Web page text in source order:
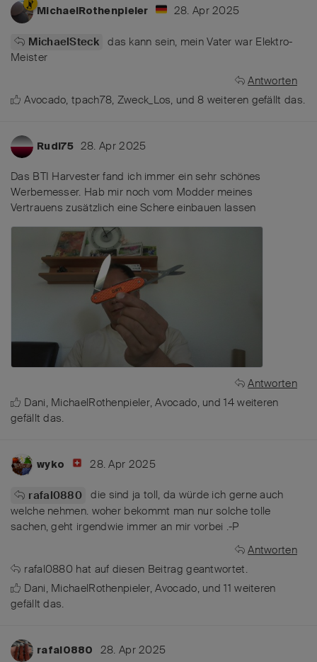
MichaelRothenpieler 28. Apr 2025
MichaelSteck
das kann sein, mein Vater war Elektro-
Meister
Antworten
Avocado,tpach78, Zweck_Los, und8 weiteren gefällt das.
Rudi75 28. Apr 2025
Das BTI Harvester fand ich immer ein sehr schönes
Werbemesser. Hab mir noch vom Modder meines
Vertrauens zusätzlich eine Schere einbauen lassen
Antworten
Dani, MichaelRothenpieler,Avocado, und14weiteren
gefällt das.
wyko 28. Apr 2025
rafal0880 die sind ja toll, da würde ich gerne auch
welche nehmen. woher bekommt man nur solche tolle
sachen, geht irgendwie immer an mir vorbei .-P
Antworten
rafal0880 hat auf diesen Beitrag geantwortet.
Dani, MichaelRothenpieler,Avocado, und11 weiteren
gefällt das.
rafal0880 28. Apr 2025